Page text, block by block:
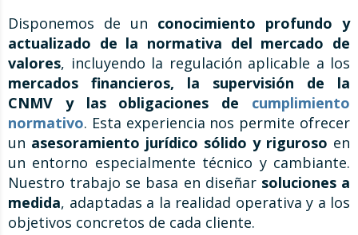
Disponemos de un conocimiento profundo y
actualizado de la normativa del mercado de
valores, incluyendo la regulación aplicable a los
mercados financieros, la supervisión de la
CNMV y las obligaciones de cumplimiento
normativo. Esta experiencia nos permite ofrecer
un asesoramiento jurídico sólido y riguroso en
un entorno especialmente técnico y cambiante.
Nuestro trabajo se basa en diseñar soluciones a
medida, adaptadas a la realidad operativa y a los
objetivos concretos de cada cliente.